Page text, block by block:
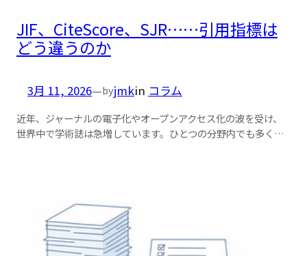
JIF、CiteScore、SJR……引用指標は
どう違うのか
3月 11, 2026—byjmkin コラム
近年、ジャーナルの電子化やオープンアクセス化の波を受け、
世界中で学術誌は急増しています。ひとつの分野内でも多く…